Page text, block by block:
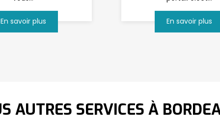
En savoir plus En savoir plus
AUTRES SERVICES À